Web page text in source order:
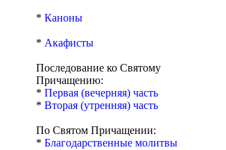
* Каноны
* Акафисты
Последование ко Святому
Причащению:
* Первая (вечерняя) часть
* Вторая (утренняя) часть
По Святом Причащении:
* Благодарственные молитвы